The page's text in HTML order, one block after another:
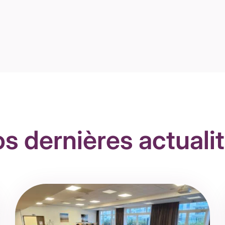
dernières